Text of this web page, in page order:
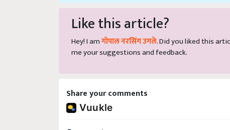
Like this article?
Hey! I amगोपाल नरसिंग उगले. Did you liked this
me your suggestions and feedback.
Share your comments